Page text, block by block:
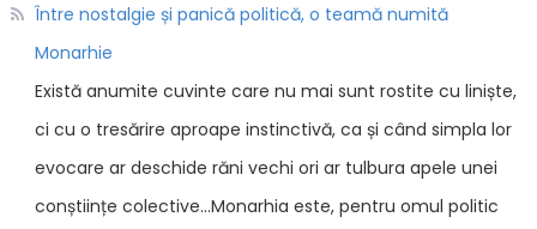
Între nostalgie și panică politică, o teamă numită
Monarhie
Există anumite cuvinte care nu mai sunt rostite cu liniște,
ci cu o tresărire aproape instinctivă, ca și când simpla lor
evocare ar deschide răni vechi ori ar tulbura apele unei
conștiințe colective...Monarhia este, pentru omul politic